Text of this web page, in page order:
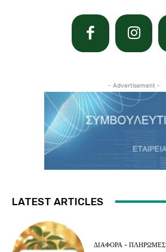
- Advertisement -
LATEST ARTICLES
ΔΙΆΦΟΡΑ - ΠΛΗΡΩΜΈΣ